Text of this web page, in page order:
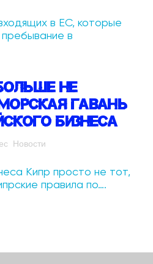
в ЕС, которые
в
не
гавань
бизнеса
Новости
Кипр просто не тот,
правила по….